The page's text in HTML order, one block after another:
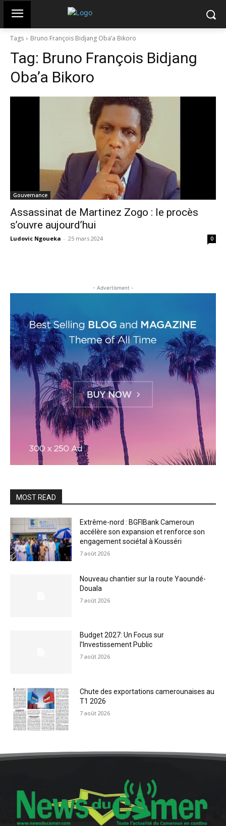
Tags Bruno François Bidjang Oba’a Bikoro
Tag: Bruno François Bidjang
Oba’a Bikoro
Gouvernance
Assassinat de Martinez Zogo : le procès
s’ouvre aujourd’hui
Ludovic Ngoueka - 25 mars 2024 0
- Advertisment -
MOST READ
Extrême-nord : BGFIBank Cameroun
accélère son expansion et renforce son
engagement sociétal à Kousséri
7 août 2026
Nouveau chantier sur la route Yaoundé-
Douala
7 août 2026
Budget 2027: Un Focus sur
l’Investissement Public
7 août 2026
Chute des exportations camerounaises au
T1 2026
7 août 2026